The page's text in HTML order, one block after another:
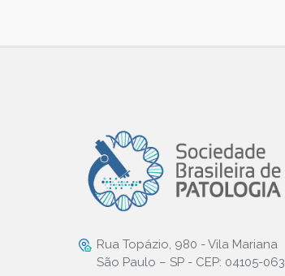
Rua Topázio, 980 - Vila Mariana
São Paulo – SP - CEP: 04105-063